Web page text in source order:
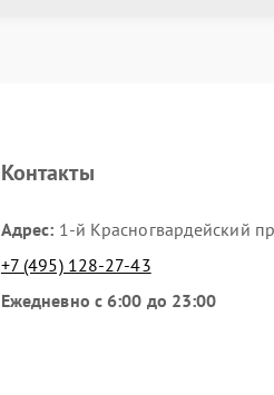
Контакты
Адрес: 1-й Красногвардейский
+7 (495) 128-27-43
Ежедневно с 6:00 до 23:00